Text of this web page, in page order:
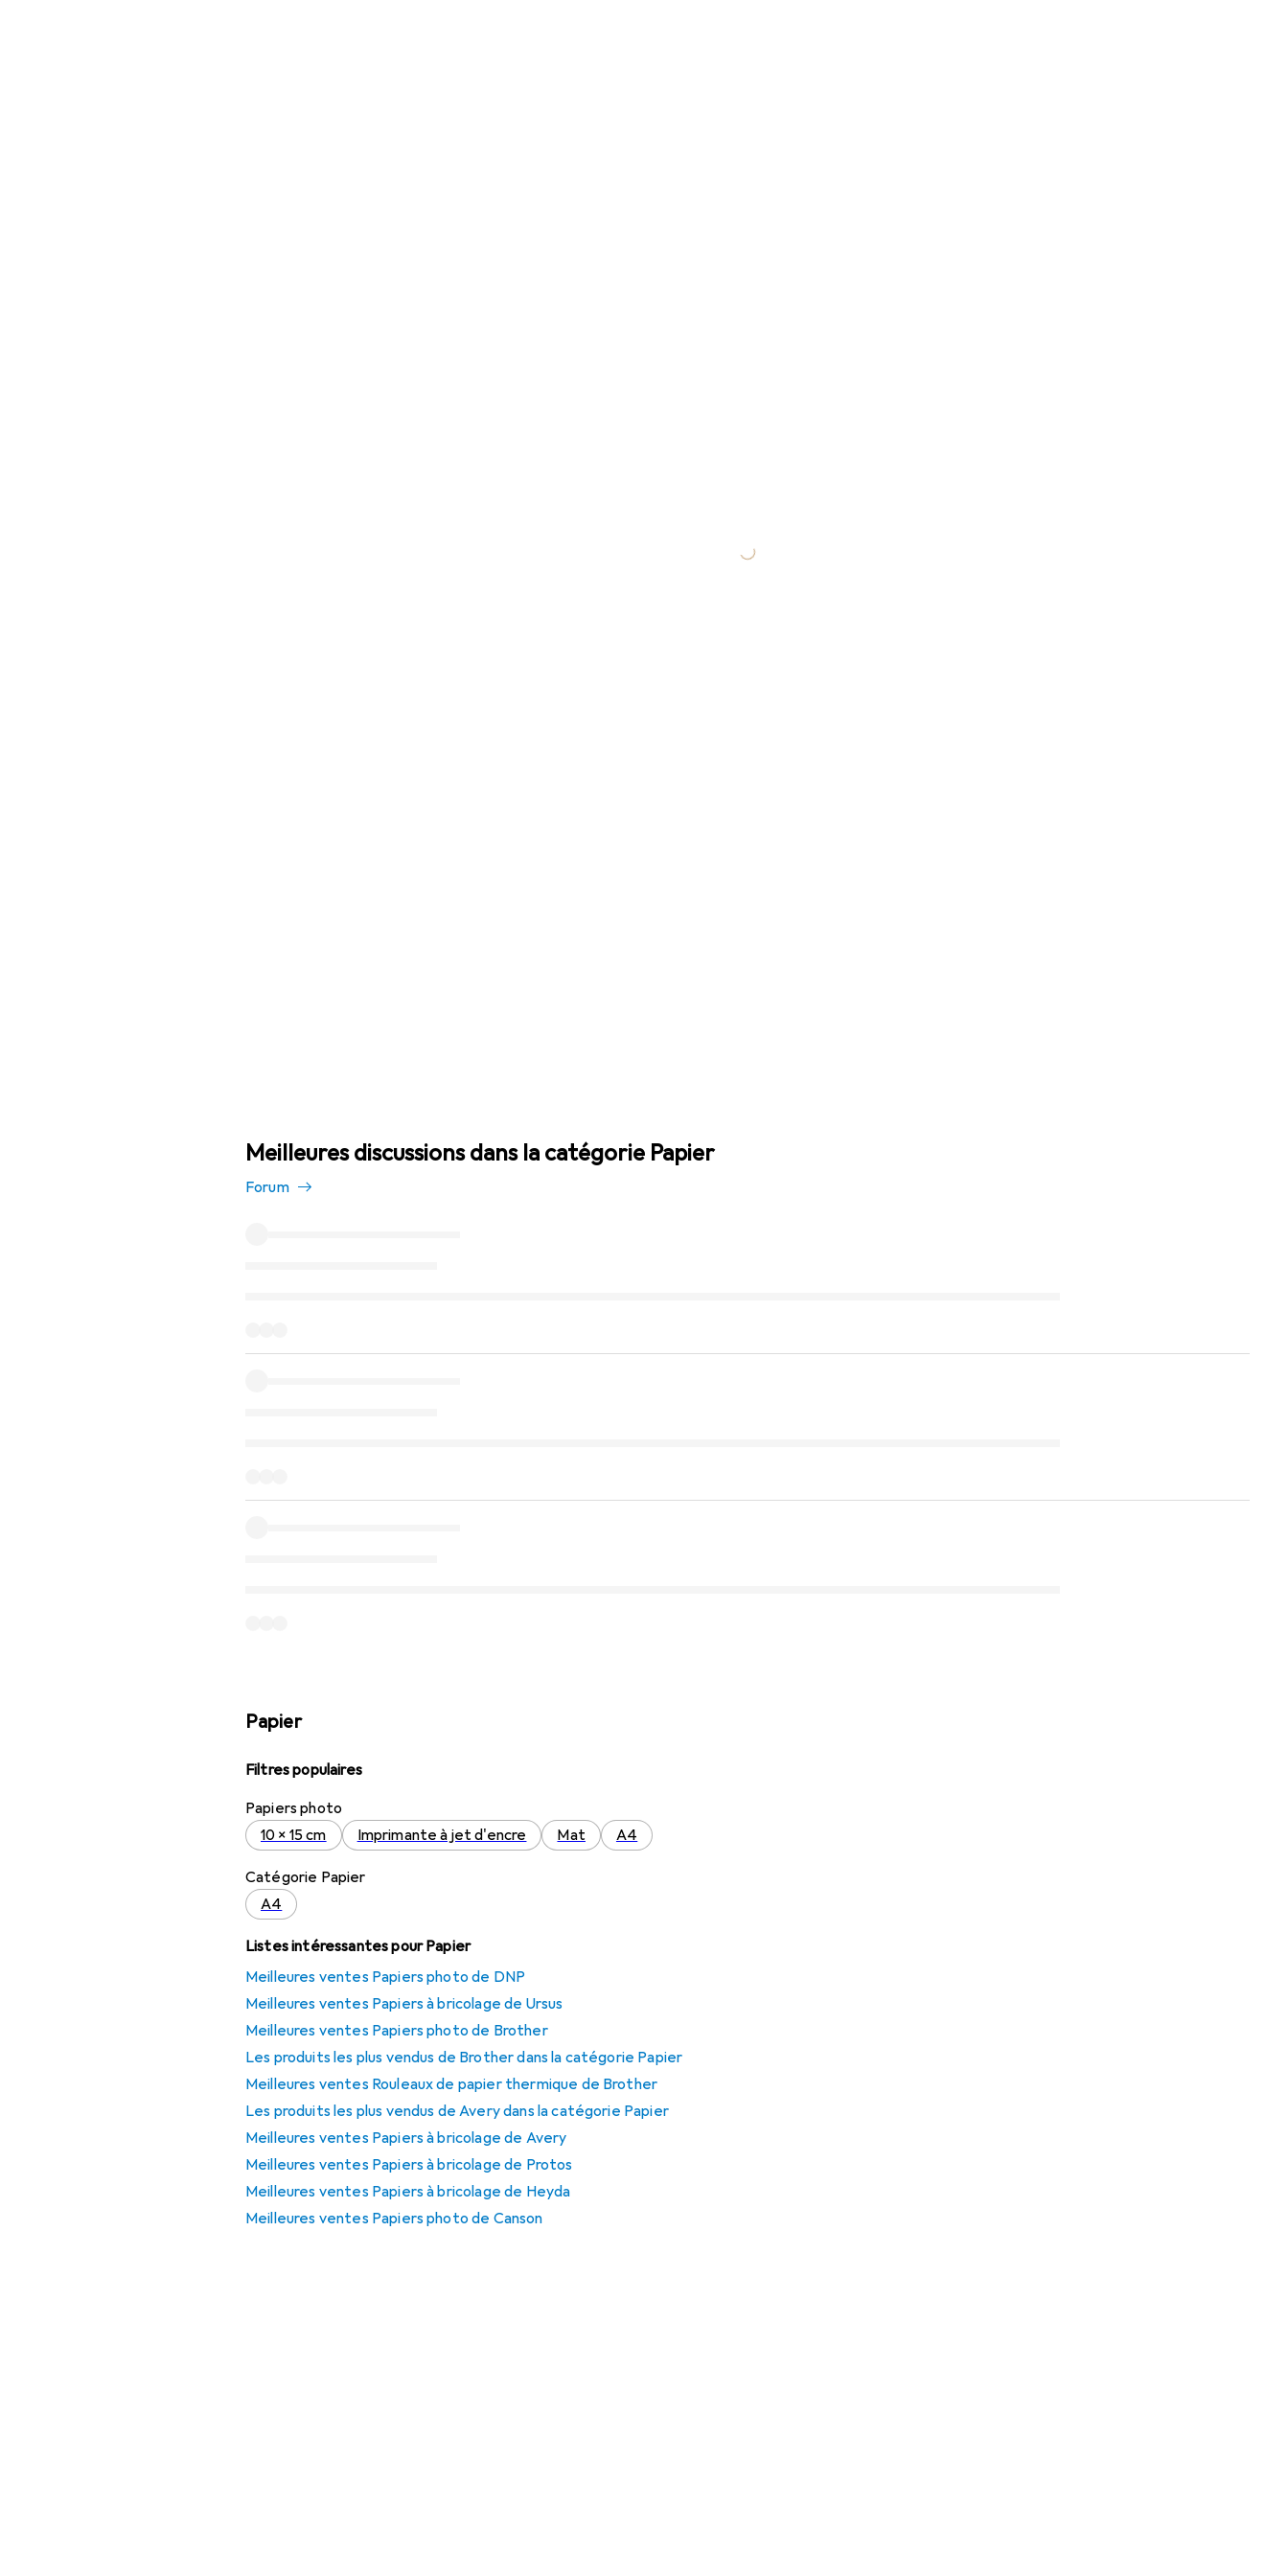
Meilleures discussions dans la catégorie Papier
Forum
Papier
Filtres populaires
Papiers photo
10 x 15 cm
Imprimante à jet d'encre Mat A4
Catégorie Papier
A4
Listes intéressantes pour Papier
Meilleures ventes Papiers photo de DNP
Meilleures ventes Papiers à bricolage de Ursus
Meilleures ventes Papiers photo de Brother
Les produits les plus vendus de Brother dans la catégorie Papier
Meilleures ventes Rouleaux de papier thermique de Brother
Les produits les plus vendus de Avery dans la catégorie Papier
Meilleures ventes Papiers à bricolage de Avery
Meilleures ventes Papiers à bricolage de Protos
Meilleures ventes Papiers à bricolage de Heyda
Meilleures ventes Papiers photo de Canson